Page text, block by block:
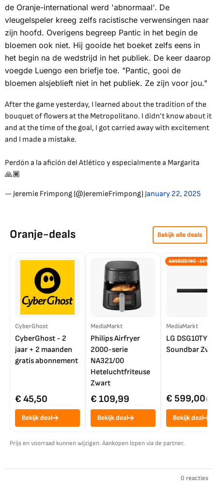
de Oranje-international werd 'abnormaal'. De
vleugelspeler kreeg zelfs racistische verwensingen naar
zijn hoofd. Overigens begreep Pantic in het begin de
bloemen ook niet. Hij gooide het boeket zelfs eens in
het begin na de wedstrijd in het publiek. De keer daarop
voegde Luengo een briefje toe. "Pantic, gooi de
bloemen alsjeblieft niet in het publiek. Ze zijn voor jou."
After the game yesterday, I learned about the tradition of the
bouquet of flowers at the Metropolitano. I didn’t know about it
and at the time of the goal, I got carried away with excitement
and I made a mistake.
Perdón a la afición del Atlético y especialmente a Margarita
🙏🏾
— Jeremie Frimpong (@JeremieFrimpong)January 22, 2025
Oranje-deals Bekijk alle deals
CyberGhost
CyberGhost - 2
jaar + 2 maanden
gratis abonnement
€ 45,50
Bekijk deal
MediaMarkt
Philips Airfryer
2000-serie
NA321/00
Heteluchtfriteuse
Zwart
€ 109,99
Bekijk deal
AANBIEDING -14%
MediaMarkt
LG DSG10TY
Soundbar
€ 599,00€
Bekijk deal
Prijs en voorraad kunnen wijzigen. Aankopen lopen via de partner.
0 reacties